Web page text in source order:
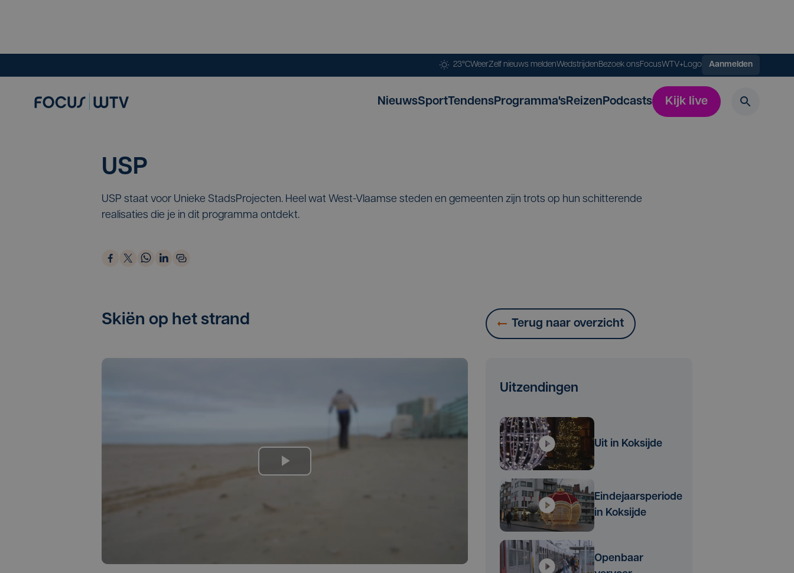
23°CWeerZelf nieuws meldenWedstrijdenBezoek onsFocusWTV+Logo Aanmelden
NieuwsSportTendensProgramma'sReizenPodcasts Kijk live
USP
USP staat voor Unieke StadsProjecten. Heel wat West-Vlaamse steden en gemeenten zijn trots op hun schitterende
realisaties die je in dit programma ontdekt.
Skiën op het strand Terug naar overzicht
Uitzendingen
Uit in Koksijde
Eindejaarsperiode
in Koksijde
Openbaar